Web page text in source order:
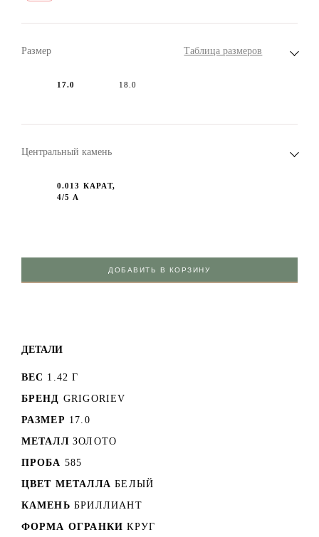
Размер Таблица размеров
17.0 18.0
Центральный камень
0.013 КАРАТ,
4/5 А
ДОБАВИТЬ В КОРЗИНУ
ДЕТАЛИ
ВЕС 1.42 Г
БРЕНД GRIGORIEV
РАЗМЕР 17.0
МЕТАЛЛ ЗОЛОТО
ПРОБА 585
ЦВЕТ МЕТАЛЛА БЕЛЫЙ
КАМЕНЬ БРИЛЛИАНТ
ФОРМА ОГРАНКИ КРУГ